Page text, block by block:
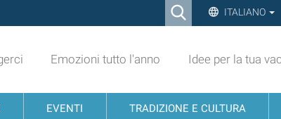
Ricerca ITALIANO
Emozioni tutto l'anno Idee per la tua
EVENTI TRADIZIONE E CULTURA